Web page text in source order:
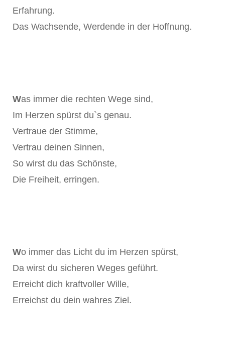
Erfahrung.
Das Wachsende, Werdende in der Hoffnung.
Was immer die rechten Wege sind,
Im Herzen spürst du`s genau.
Vertraue der Stimme,
Vertrau deinen Sinnen,
So wirst du das Schönste,
Die Freiheit, erringen.
Wo immer das Licht du im Herzen spürst,
Da wirst du sicheren Weges geführt.
Erreicht dich kraftvoller Wille,
Erreichst du dein wahres Ziel.